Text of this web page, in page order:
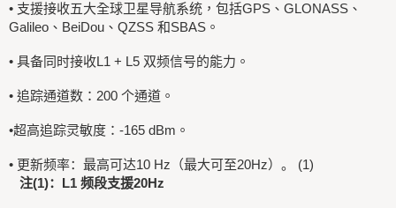
• 支援接收五大全球卫星导航系统，包括GPS、GLONASS、
Galileo、BeiDou、QZSS 和SBAS。
• 具备同时接收L1 + L5 双频信号的能力。
• 追踪通道数：200 个通道。
•超高追踪灵敏度：-165 dBm。
• 更新频率：最高可达10 Hz（最大可至20Hz）。 (1)
注(1)：L1 频段支援20Hz